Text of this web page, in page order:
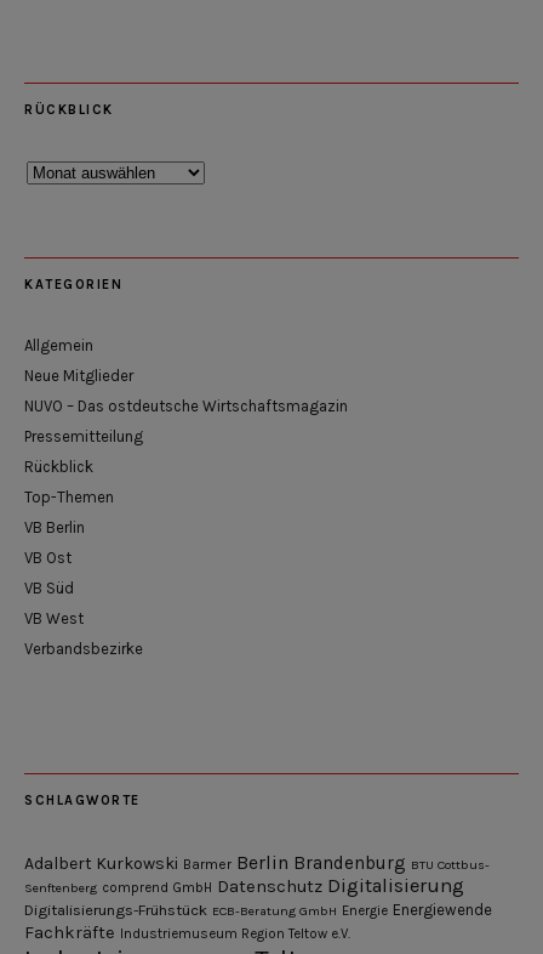
RÜCKBLICK
Rückblick
KATEGORIEN
Allgemein
Neue Mitglieder
NUVO – Das ostdeutsche Wirtschaftsmagazin
Pressemitteilung
Rückblick
Top-Themen
VB Berlin
VB Ost
VB Süd
VB West
Verbandsbezirke
SCHLAGWORTE
Adalbert Kurkowski Barmer Berlin Brandenburg BTU Cottbus-
Senftenberg comprend GmbH Datenschutz Digitalisierung
Digitalisierungs-Frühstück ECB-Beratung GmbH Energie Energiewende
Fachkräfte Industriemuseum Region Teltow e.V.